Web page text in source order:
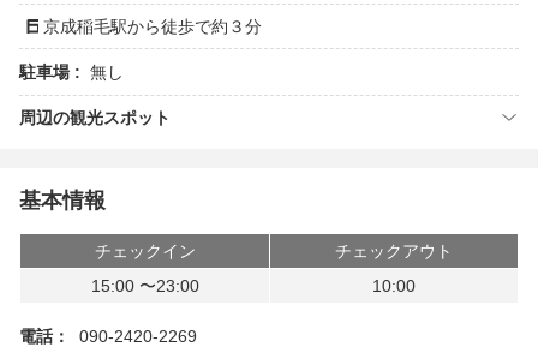
京成稲毛駅から徒歩で約３分
駐車場 : 無し
周辺の観光スポット
基本情報
チェックイン
チェックアウト
15:00 〜23:00
10:00
電話：
090-2420-2269